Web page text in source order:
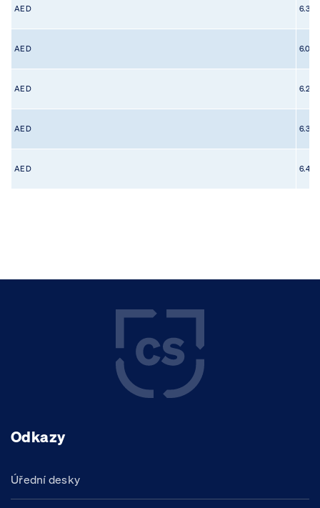
AED 6.304
AED 6.089
AED 6.266
AED 6.394
AED 6.455
Odkazy
Úřední desky